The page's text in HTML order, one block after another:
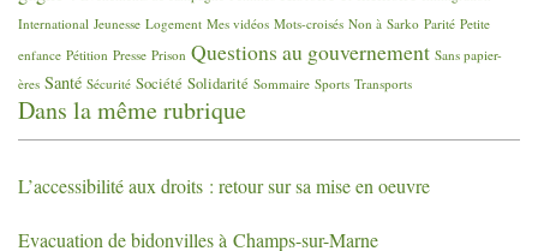
International Jeunesse Logement Mes vidéos Mots-croisés Non à Sarko Parité Petite
enfance Pétition Presse Prison Questions au gouvernement Sans papier-
ères Santé Sécurité Société Solidarité Sommaire Sports Transports
Dans la même rubrique
L’accessibilité aux droits : retour sur sa mise en oeuvre
Evacuation de bidonvilles à Champs-sur-Marne